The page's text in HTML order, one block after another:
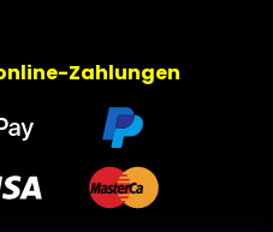
Zahlungen